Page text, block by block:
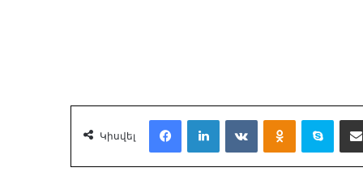
Կիսվել
FacebookLinkedInVKontakte Skype